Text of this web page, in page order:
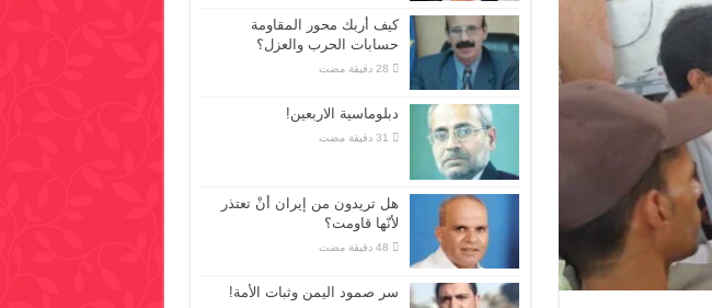
كيف أربك محور المقاومة
حسابات الحرب والعزل؟
دبلوماسية الاربعين!
هل تريدون من إيران أنْ تعتذر
لأنّها قاومت؟
سر صمود اليمن وثبات الأمة!